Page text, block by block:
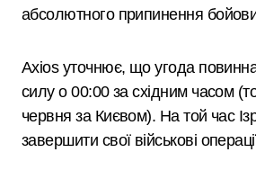
абсолютного припинення
Axios уточнює, що угода
силу о 00:00 за східним часом
червня за Києвом). На той час
завершити свої військові